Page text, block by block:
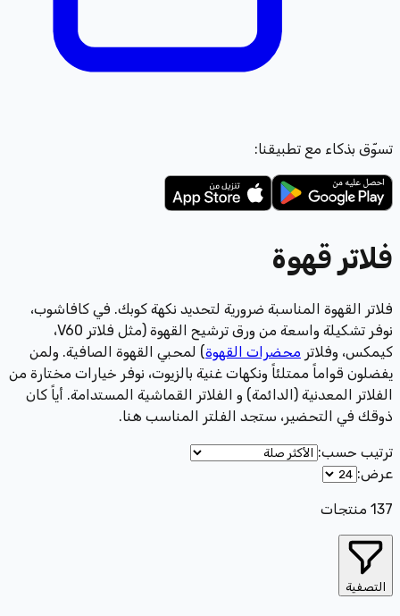
تسوّق بذكاء مع تطبيقنا:
فلاتر قهوة
فلاتر القهوة المناسبة ضرورية لتحديد نكهة كوبك. في كافاشوب،
نوفر تشكيلة واسعة من ورق ترشيح القهوة (مثل فلاتر V60،
كيمكس، وفلاتر محضرات القهوة) لمحبي القهوة الصافية. ولمن
يفضلون قواماً ممتلئاً ونكهات غنية بالزيوت، نوفر خيارات مختارة من
الفلاتر المعدنية (الدائمة) و الفلاتر القماشية المستدامة. أياً كان
ذوقك في التحضير، ستجد الفلتر المناسب هنا.
ترتيب حسب:
عرض:
137 منتجات
التصفية